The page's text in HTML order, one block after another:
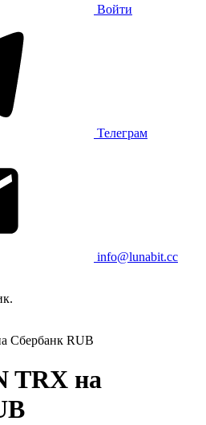
Войти
Телеграм
info@lunabit.cc
Сбербанк RUB
TRX на